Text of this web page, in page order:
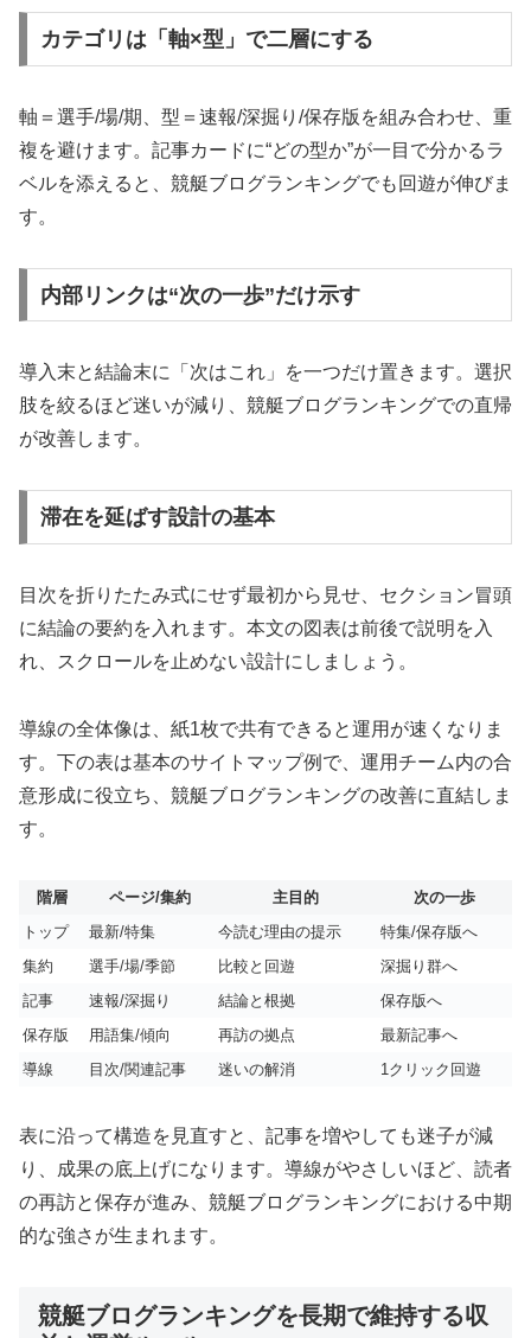
カテゴリは「軸×型」で二層にする
軸＝選手/場/期、型＝速報/深掘り/保存版を組み合わせ、重
複を避けます。記事カードに“どの型か”が一目で分かるラ
ベルを添えると、競艇ブログランキングでも回遊が伸びま
す。
内部リンクは“次の一歩”だけ示す
導入末と結論末に「次はこれ」を一つだけ置きます。選択
肢を絞るほど迷いが減り、競艇ブログランキングでの直帰
が改善します。
滞在を延ばす設計の基本
目次を折りたたみ式にせず最初から見せ、セクション冒頭
に結論の要約を入れます。本文の図表は前後で説明を入
れ、スクロールを止めない設計にしましょう。
導線の全体像は、紙1枚で共有できると運用が速くなりま
す。下の表は基本のサイトマップ例で、運用チーム内の合
意形成に役立ち、競艇ブログランキングの改善に直結しま
す。
階層 ページ/集約 主目的
次の一歩
トップ
最新/特集 今読む理由の提示
特集/保存版へ
集約
選手/場/季節 比較と回遊
深掘り群へ
記事
速報/深掘り 結論と根拠
保存版へ
保存版
用語集/傾向 再訪の拠点
最新記事へ
導線
目次/関連記事 迷いの解消 1クリック回遊
表に沿って構造を見直すと、記事を増やしても迷子が減
り、成果の底上げになります。導線がやさしいほど、読者
の再訪と保存が進み、競艇ブログランキングにおける中期
的な強さが生まれます。
競艇ブログランキングを長期で維持する収